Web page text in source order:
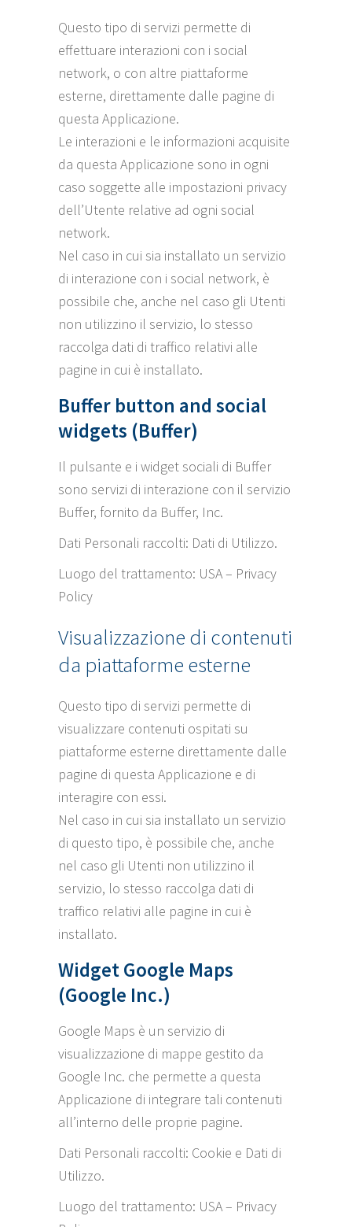
Questo tipo di servizi permette di
effettuare interazioni con i social
network, o con altre piattaforme
esterne, direttamente dalle pagine di
questa Applicazione.
Le interazioni e le informazioni acquisite
da questa Applicazione sono in ogni
caso soggette alle impostazioni privacy
dell’Utente relative ad ogni social
network.
Nel caso in cui sia installato un servizio
di interazione con i social network, è
possibile che, anche nel caso gli Utenti
non utilizzino il servizio, lo stesso
raccolga dati di traffico relativi alle
pagine in cui è installato.
Buffer button and social
widgets (Buffer)
Il pulsante e i widget sociali di Buffer
sono servizi di interazione con il servizio
Buffer, fornito da Buffer, Inc.
Dati Personali raccolti: Dati di Utilizzo.
Luogo del trattamento: USA – Privacy
Policy
Visualizzazione di contenuti
da piattaforme esterne
Questo tipo di servizi permette di
visualizzare contenuti ospitati su
piattaforme esterne direttamente dalle
pagine di questa Applicazione e di
interagire con essi.
Nel caso in cui sia installato un servizio
di questo tipo, è possibile che, anche
nel caso gli Utenti non utilizzino il
servizio, lo stesso raccolga dati di
traffico relativi alle pagine in cui è
installato.
Widget Google Maps
(Google Inc.)
Google Maps è un servizio di
visualizzazione di mappe gestito da
Google Inc. che permette a questa
Applicazione di integrare tali contenuti
all’interno delle proprie pagine.
Dati Personali raccolti: Cookie e Dati di
Utilizzo.
Luogo del trattamento: USA – Privacy